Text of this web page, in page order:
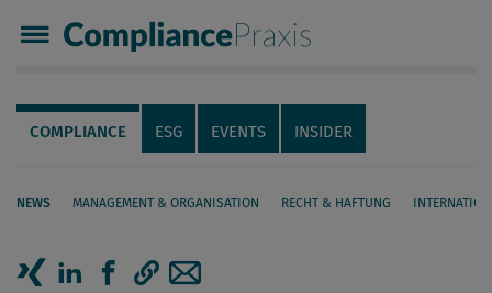
Compliance Praxis
Servicenavigation
Navigation
COMPLIANCE ESG EVENTS INSIDER
NEWS MANAGEMENT & ORGANISATION RECHT & HAFTUNG
Seiteninhalt